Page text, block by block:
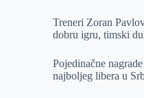
Treneri Zoran
dobru igru, timski
Pojedinačne
najboljeg libera u